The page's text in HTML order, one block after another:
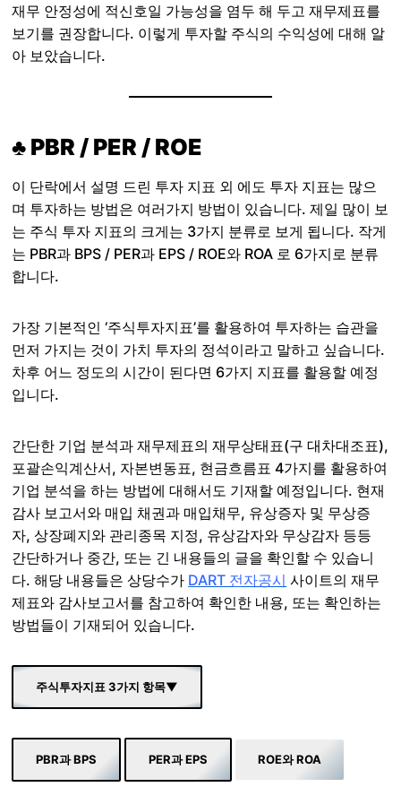
재무 안정성에 적신호일 가능성을 염두 해 두고 재무제표를
보기를 권장합니다. 이렇게 투자할 주식의 수익성에 대해 알
아 보았습니다.
♣ PBR / PER / ROE
이 단락에서 설명 드린 투자 지표 외 에도 투자 지표는 많으
며 투자하는 방법은 여러가지 방법이 있습니다. 제일 많이 보
는 주식 투자 지표의 크게는 3가지 분류로 보게 됩니다. 작게
는 PBR과 BPS / PER과 EPS / ROE와 ROA 로 6가지로 분류
합니다.
가장 기본적인 ‘주식투자지표’를 활용하여 투자하는 습관을
먼저 가지는 것이 가치 투자의 정석이라고 말하고 싶습니다.
차후 어느 정도의 시간이 된다면 6가지 지표를 활용할 예정
입니다.
간단한 기업 분석과 재무제표의 재무상태표(구 대차대조표),
포괄손익계산서, 자본변동표, 현금흐름표 4가지를 활용하여
기업 분석을 하는 방법에 대해서도 기재할 예정입니다. 현재
감사 보고서와 매입 채권과 매입채무, 유상증자 및 무상증
자, 상장폐지와 관리종목 지정, 유상감자와 무상감자 등등
간단하거나 중간, 또는 긴 내용들의 글을 확인할 수 있습니
다. 해당 내용들은 상당수가 DART 전자공시 사이트의 재무
제표와 감사보고서를 참고하여 확인한 내용, 또는 확인하는
방법들이 기재되어 있습니다.
주식투자지표 3가지 항목▼
PBR과 BPS PER과 EPS ROE와 ROA